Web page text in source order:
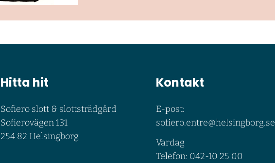
Hitta hit
Sofiero slott & slottsträdgård
Sofierovägen 131
254 82 Helsingborg
Kontakt
E-post:
sofiero.entre@helsingborg.se
Vardag
Telefon: 042-10 25 00